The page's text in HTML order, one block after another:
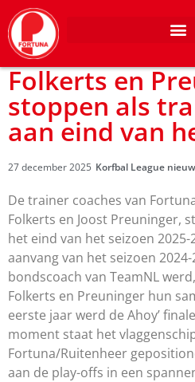
Folkerts en
stoppen als
aan eind van
27 december 2025 Korfbal League
De trainer coaches van
Folkerts en Joost Preuninger,
het eind van het seizoen 2025-
aanvang van het seizoen
bondscoach van TeamNL
Folkerts en Preuninger hun
eerste jaar werd de Ahoy’
moment staat het
Fortuna/Ruitenheer
aan de play-offs in een